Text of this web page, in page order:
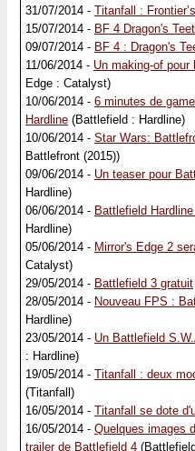
31/07/2014 - Titanfall :
15/07/2014 - BF 4 Dragon's
09/07/2014 - BF 4 : Dragon's
11/06/2014 - Un making-of pour
Edge : Catalyst)
10/06/2014 - 6 minutes de
Hardline (Battlefield : Hardline)
10/06/2014 - Star Wars:
Battlefront (2015))
09/06/2014 - Un teaser pour
Hardline)
06/06/2014 - Battlefield
Hardline)
05/06/2014 - Mirror's Edge 2
Catalyst)
29/05/2014 - Battlefield 3 gratuit
28/05/2014 - Nouveau FPS :
Hardline)
23/05/2014 - Un Battlefield
: Hardline)
19/05/2014 - Titanfall : deux
(Titanfall)
16/05/2014 - Titanfall se dote
16/05/2014 - Quelques images
trailer de Battlefield 4